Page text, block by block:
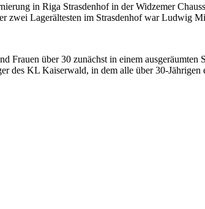
in Riga Strasdenhof in der Widzemer
zwei Lagerältesten im Strasdenhof war Ludwig
über 30 zunächst in einem ausgeräumten
des KL Kaiserwald, in dem alle über 30-Jährigen